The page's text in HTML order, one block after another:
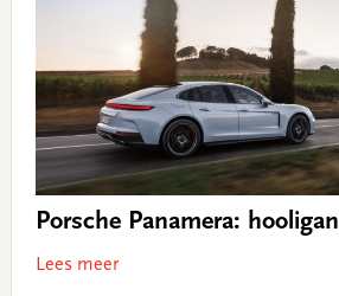
Porsche Panamera:
Lees meer